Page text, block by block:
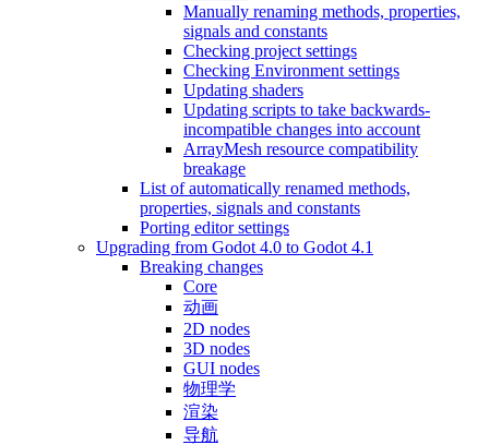
Manually renaming methods, properties,
signals and constants
Checking project settings
Checking Environment settings
Updating shaders
Updating scripts to take backwards-
incompatible changes into account
ArrayMesh resource compatibility
breakage
List of automatically renamed methods,
properties, signals and constants
Porting editor settings
Upgrading from Godot 4.0 to Godot 4.1
Breaking changes
Core
动画
2D nodes
3D nodes
GUI nodes
物理学
渲染
导航